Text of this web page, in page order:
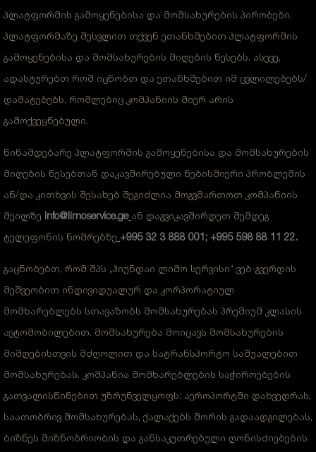
პლატფორმის გამოყენებისა და მომსახურების პირობები.
პლატფორმაზე შესვლით თქვენ ეთანხმებით პლატფორმის
გამოყენებისა და მომსახურების მიღების წესებს. ასევე,
ადასტურებთ რომ იცნობთ და ეთანხმებით იმ ცვლილებებს/
დამატებებს, რომლებიც კომპანიის მიერ არის
გამოქვეყნებული.
წინამდებარე პლატფორმის გამოყენებისა და მომსახურების
მიღების წესებთან დაკავშირებული ნებისმიერი პრობლემის
ან/და კითხვის შესახებ შეგიძლია მოგვმართოთ კომპანიის
მეილზე info@limoservice.ge ან დაგვიკავშირდეთ შემდეგ
ტელეფონის ნომრებზე +995 32 3 888 001; +995 598 88 11 22.
გაცნობებთ, რომ შპს „ჰიუნდაი ლიმო სერვისი“ ვებ-გვერდის
მეშვეობით ინდივიდუალურ და კორპორატიულ
მომხარებლებს სთავაზობს მომსახურებას პრემიუმ კლასის
ავტომობილებით. მომსახურება მოიცავს მომსახურების
მიმღებისთვის მძღოლით და სატრანსპორტო საშუალებით
მომსახურებას. კომპანია მომხარებლების საჭიროებების
გათვალისწინებით უზრუნველყოფს: აეროპორტში დახვედრას,
საათობრივ მომსახურებას, ქალაქებს შორის გადაადგილებას,
ბიზნეს მიზნობრიობის და განსაკუთრებული ღონისძიებების